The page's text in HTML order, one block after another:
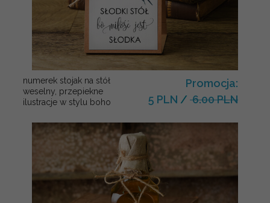
numerek stojak na stół
weselny, przepiekne
ilustracje w stylu boho
Promocja:
5 PLN / 6.00 PLN